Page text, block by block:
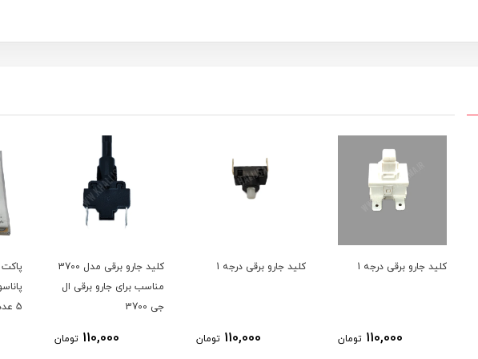
کلید جارو برقی درجه 1
110,000 تومان
کلید جارو برقی درجه 1
110,000 تومان
کلید جارو برقی مدل 3700
مناسب برای جارو برقی ال
جی 3700
110,000 تومان
5